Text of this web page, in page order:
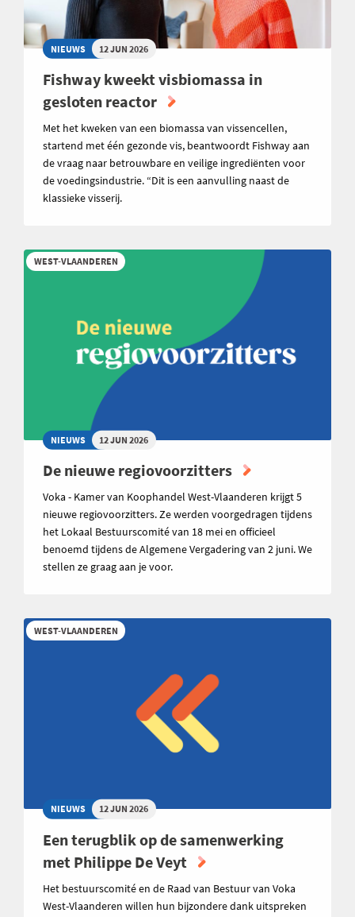
NIEUWS 12 JUN 2026
Fishway kweekt visbiomassa in
gesloten reactor
Met het kweken van een biomassa van vissencellen,
startend met één gezonde vis, beantwoordt Fishway aan
de vraag naar betrouwbare en veilige ingrediënten voor
de voedingsindustrie. “Dit is een aanvulling naast de
klassieke visserij.
WEST-VLAANDEREN
NIEUWS 12 JUN 2026
De nieuwe regiovoorzitters
Voka - Kamer van Koophandel West-Vlaanderen krijgt 5
nieuwe regiovoorzitters. Ze werden voorgedragen tijdens
het Lokaal Bestuurscomité van 18 mei en officieel
benoemd tijdens de Algemene Vergadering van 2 juni. We
stellen ze graag aan je voor.
WEST-VLAANDEREN
NIEUWS 12 JUN 2026
Een terugblik op de samenwerking
met Philippe De Veyt
Het bestuurscomité en de Raad van Bestuur van Voka
West-Vlaanderen willen hun bijzondere dank uitspreken